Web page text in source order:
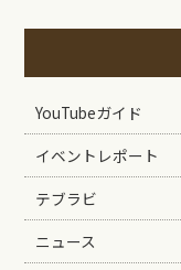
YouTubeガイド
イベントレポート
テブラビ
ニュース